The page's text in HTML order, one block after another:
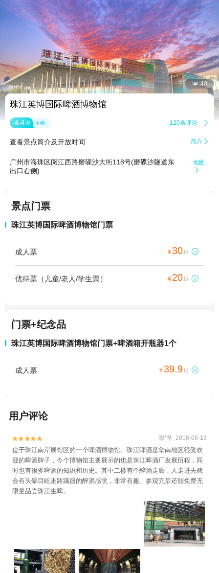
 40
珠江英博国际啤酒博物馆
4.4 分 不错 120条评论 
查看景点简介及开放时间 简介 
广州市海珠区阅江西路磨碟沙大街118号(磨碟沙隧道东
出口右侧)
地图

景点门票
珠江英博国际啤酒博物馆门票
成人票 ¥30起 
优待票（儿童/老人/学生票） ¥ 20起 
门票+纪念品
珠江英博国际啤酒博物馆门票+啤酒箱开瓶器1个
成人票 ¥39.9起 
用户评论

 聪*羊 2018-06-19
位于珠江南岸展馆区的一个啤酒博物馆。珠江啤酒是华南地区很受欢
迎的啤酒牌子，今个博物馆主要展示的也是珠江啤酒厂发展历程，同
时也有很多啤酒的知识和历史。其中二楼有个醉酒走廊，人走进去就
会有头晕目眩走路蹒跚的醉酒感觉，非常有趣。参观完后还能免费无
限量品尝珠江生啤。
